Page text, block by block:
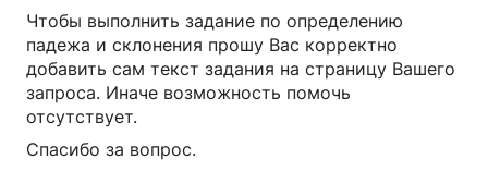
Чтобы выполнить задание по определению
падежа и склонения прошу Вас корректно
добавить сам текст задания на страницу Вашего
запроса. Иначе возможность помочь
отсутствует.
Спасибо за вопрос.